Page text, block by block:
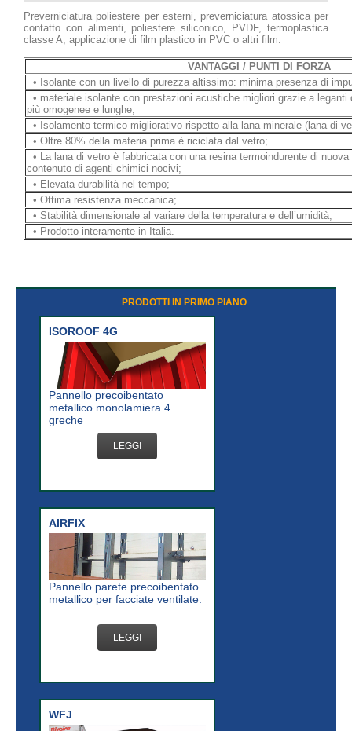
Preverniciatura poliestere per esterni, preverniciatura atossica per
contatto con alimenti, poliestere siliconico, PVDF, termoplastica
classe A; applicazione di film plastico in PVC o altri film.
VANTAGGI / PUNTI DI FORZA
• Isolante con un livello di purezza altissimo: minima presenza di
• materiale isolante con prestazioni acustiche migliori grazie a leganti
più omogenee e lunghe;
• Isolamento termico migliorativo rispetto alla lana minerale (lana di
• Oltre 80% della materia prima è riciclata dal vetro;
• La lana di vetro è fabbricata con una resina termoindurente di
contenuto di agenti chimici nocivi;
• Elevata durabilità nel tempo;
• Ottima resistenza meccanica;
• Stabilità dimensionale al variare della temperatura e dell’umidità;
• Prodotto interamente in Italia.
PRODOTTI IN PRIMO PIANO
ISOROOF 4G
Pannello precoibentato
metallico monolamiera 4
greche
LEGGI
AIRFIX
Pannello parete precoibentato
metallico per facciate ventilate.
LEGGI
WFJ